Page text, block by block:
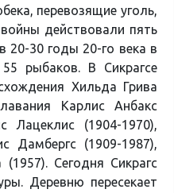
перевозящие уголь,
действовали пять
20-30 годы 20-го века в
рыбаков. В Сикрагсе
Хильда Грива
Карлис Анбакс
Лацеклис (1904-1970),
Дамбергс (1909-1987),
Сегодня Сикрагс
Деревню пересекает